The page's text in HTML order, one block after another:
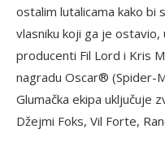
ostalim lutalicama kako
vlasniku koji ga je
producenti Fil Lord i Kris
nagradu Oscar® (Spider-
Glumačka ekipa uključuje
Džejmi Foks, Vil Forte,